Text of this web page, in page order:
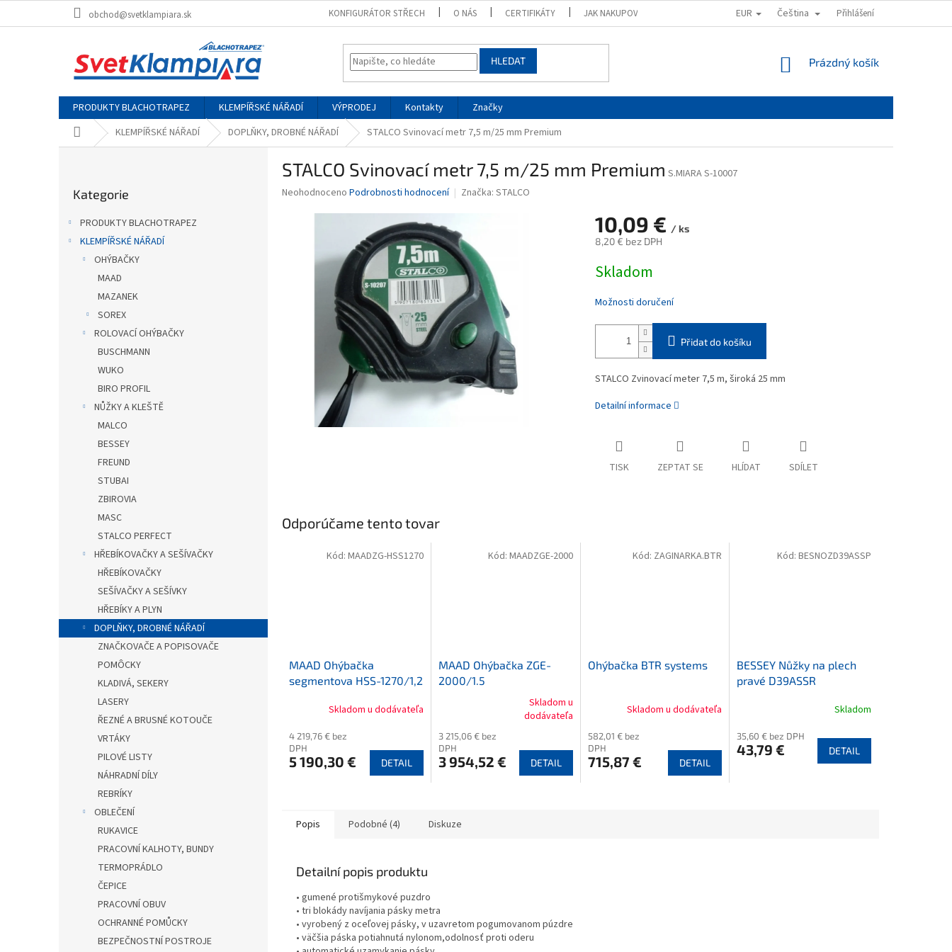
obchod@svetklampiara.sk KONFIGURÁTOR STŘECH O NÁS CERTIFIKÁTY JAK NAKUPOVAT OBCHODNÍ PODMÍNKY PODMÍNKY OCHRANY OSOBNÍCH ÚDAJŮ
EUR Čeština Přihlášení
HLEDAT
NÁKUPNÍ
Prázdný košík
PRODUKTY BLACHOTRAPEZ KLEMPÍŘSKÉ NÁŘADÍ VÝPRODEJ Kontakty
Značky
Domů KLEMPÍŘSKÉ NÁŘADÍ DOPLŇKY, DROBNÉ NÁŘADÍ STALCO Svinovací metr 7,5 m/25 mm Premium
kategorie
Kategorie
PRODUKTY BLACHOTRAPEZ
KLEMPÍŘSKÉ NÁŘADÍ
OHÝBAČKY
MAAD
MAZANEK
SOREX
ROLOVACÍ OHÝBAČKY
BUSCHMANN
WUKO
BIRO PROFIL
NŮŽKY A KLEŠTĚ
MALCO
BESSEY
FREUND
STUBAI
ZBIROVIA
MASC
STALCO PERFECT
HŘEBÍKOVAČKY A SEŠÍVAČKY
HŘEBÍKOVAČKY
SEŠÍVAČKY A SEŠÍVKY
HŘEBÍKY A PLYN
DOPLŇKY, DROBNÉ NÁŘADÍ
ZNAČKOVAČE A POPISOVAČE
POMÔCKY
KLADIVÁ, SEKERY
LASERY
ŘEZNÉ A BRUSNÉ KOTOUČE
VRTÁKY
PILOVÉ LISTY
NÁHRADNÍ DÍLY
REBRÍKY
OBLEČENÍ
RUKAVICE
PRACOVNÍ KALHOTY, BUNDY
TERMOPRÁDLO
ČEPICE
PRACOVNÍ OBUV
OCHRANNÉ POMŮCKY
BEZPEČNOSTNÍ POSTROJE
STALCO Svinovací metr 7,5 m/25 mm Premium S.MIARA S-10007
Průměrné
Neohodnoceno Podrobnosti hodnocení Značka: STALCO
10,09 € / ks
8,20 € bez DPH
cena:
Skladom
Možnosti doručení
Přidat do košíku
STALCO Zvinovací meter 7,5 m, široká 25 mm
Detailní informace
TISK ZEPTAT SE HLÍDAT SDÍLET
Odporúčame tento tovar
MAAD Ohýbačka
segmentova HSS-1270/1,2
Skladom u dodávateľa
4 219,76 € bez
DPH
5 190,30 € DETAIL
Kód: MAADZG-HSS1270
MAAD Ohýbačka ZGE-
2000/1.5
produktu
je
3,9
Skladom u
dodávateľa
3 215,06 € bez
DPH
3 954,52 € DETAIL
Kód: MAADZGE-2000
Ohýbačka BTR systems
Skladom u dodávateľa
582,01 € bez
DPH
715,87 € DETAIL
Kód: ZAGINARKA.BTR
BESSEY Nůžky na plech
pravé D39ASSR
Skladom
35,60 € bez DPH
43,79 € DETAIL
Kód: BESNOZD39ASSP
Popis Podobné (4) Diskuze
Detailní popis produktu
• gumené protišmykové puzdro
• tri blokády navíjania pásky metra
• vyrobený z oceľovej pásky, v uzavretom pogumovanom púzdre
• väčšia páska potiahnutá nylonom,odolnosť proti oderu